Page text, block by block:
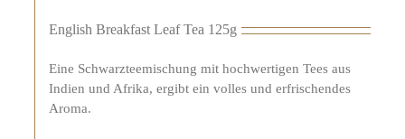
English Breakfast Leaf Tea 125g
Eine Schwarzteemischung mit hochwertigen Tees aus
Indien und Afrika, ergibt ein volles und erfrischendes
Aroma.